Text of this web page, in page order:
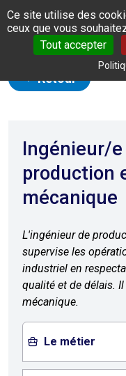
Panneau de gestion des
Ce site utilise des
ceux que vous
Tout accepter
Retour
Ingénieur/e
production
mécanique
L'ingénieur de
supervise les
industriel en
qualité et de délais.
mécanique.
Le métier